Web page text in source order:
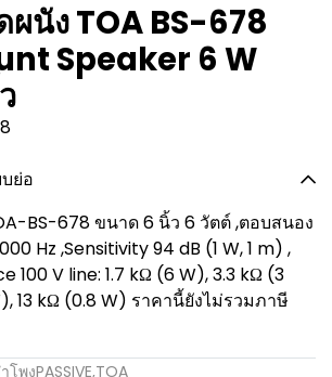
ผนัง TOA BS-678
Speaker 6 W
ย่อ
BS-678 ขนาด 6 นิ้ว 6 วัตต์ ,ตอบสนอง
Hz ,Sensitivity 94 dB (1 W, 1 m) ,
100 V line: 1.7 kΩ (6 W), 3.3 kΩ (3
13 kΩ (0.8 W) ราคานี้ยังไม่รวมภาษี
โพงPASSIVE,TOA